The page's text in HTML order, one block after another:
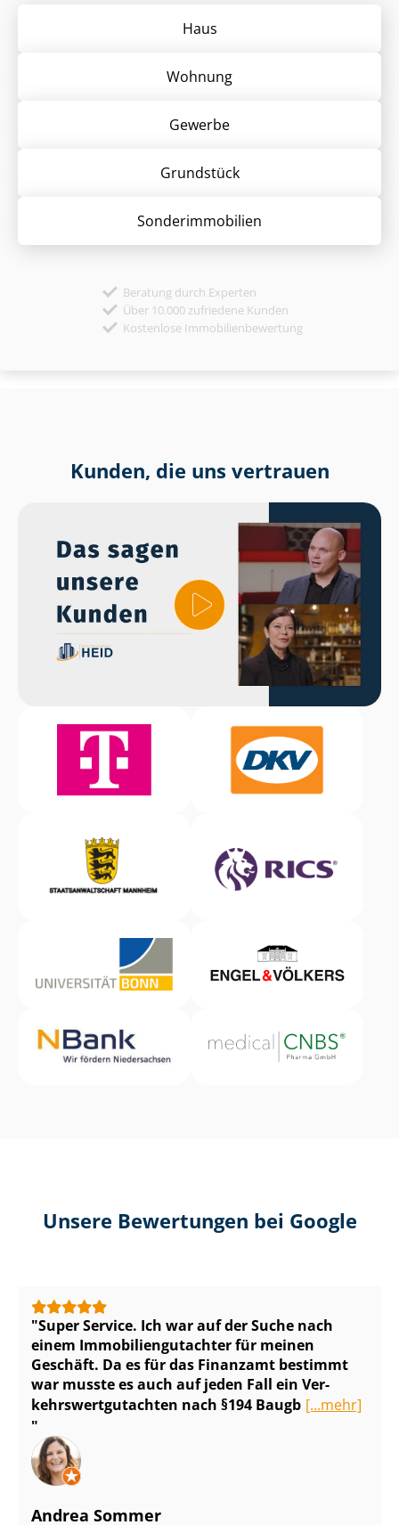
Haus
Wohnung
Gewerbe
Grund­stück
Sonder­immobilien
Beratung durch Experten
Über 10.000 zufriedene Kunden
Kostenlose Immobilienbewertung
Kunden, die uns vertrauen
Unsere Bewertungen bei Google
Super Service. Ich war auf der Suche nach
einem Im­mo­bi­li­en­gut­ach­ter für meinen
Geschäft. Da es für das Finanzamt bestimmt
war musste es auch auf jeden Fall ein Ver­
kehrs­wert­gut­ach­ten nach §194 Baugb [...mehr]
Andrea Sommer